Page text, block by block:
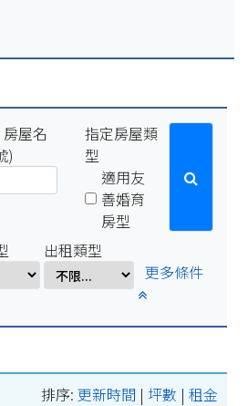
作業，系統於114年4月1日(二)17:00-
。
屋名
)
指定房屋類
型
適用友
善婚育
房型
出租類型
更多條件
排序: 更新時間 | 坪數 | 租金